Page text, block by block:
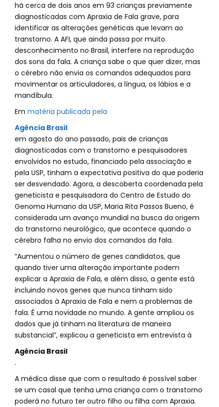
há cerca de dois anos em 93 crianças previamente
diagnosticadas com Apraxia de Fala grave, para
identificar as alterações genéticas que levam ao
transtorno. A AFI, que ainda passa por muito
desconhecimento no Brasil, interfere na reprodução
dos sons da fala. A criança sabe o que quer dizer, mas
o cérebro não envia os comandos adequados para
movimentar os articuladores, a língua, os lábios e a
mandíbula.
Em matéria publicada pela
Agência Brasil
em agosto do ano passado, pais de crianças
diagnosticadas com o transtorno e pesquisadores
envolvidos no estudo, financiado pela associação e
pela USP, tinham a expectativa positiva do que poderia
ser desvendado. Agora, a descoberta coordenada pela
geneticista e pesquisadora do Centro de Estudo do
Genoma Humano da USP, Maria Rita Passos Bueno, é
considerada um avanço mundial na busca da origem
do transtorno neurológico, que acontece quando o
cérebro falha no envio dos comandos da fala.
“Aumentou o número de genes candidatos, que
quando tiver uma alteração importante podem
explicar a Apraxia de Fala, e além disso, a gente está
incluindo novos genes que nunca tinham sido
associados à Apraxia de Fala e nem a problemas de
fala. É uma novidade no mundo. A gente ampliou os
dados que já tinham na literatura de maneira
substancial”, explicou a geneticista em entrevista à
Agência Brasil
.
A médica disse que com o resultado é possível saber
se um casal que tenha uma criança com o transtorno
poderá no futuro ter outro filho ou filha com Apraxia.